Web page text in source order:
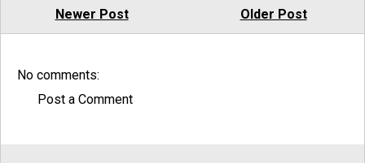
Newer Post Older Post
No comments:
Post a Comment